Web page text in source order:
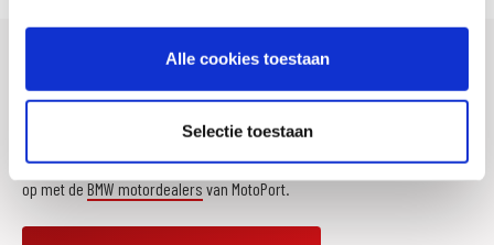
Alle cookies toestaan
Selectie toestaan
K 1600 GT kopen?
Meer weten over de BMW K 1600 GT of een proefrit maken? Neem contact
op met de BMW motordealers van MotoPort.